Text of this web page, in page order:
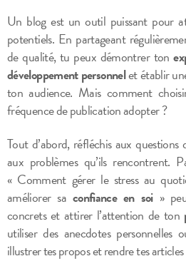
Un blog est un outil puissant pour
potentiels. En partageant
de qualité, tu peux démontrer ton
développement personnelet établir
ton audience. Mais comment
fréquence de publication adopter ?
Tout d’abord, réfléchis aux
aux problèmes qu’ils rencontrent.
« Comment gérer le stress au
améliorer sa confiance en soi»
concrets et attirer l’attention de ton
utiliser des anecdotes personnelles
illustrer tes propos et rendre tes